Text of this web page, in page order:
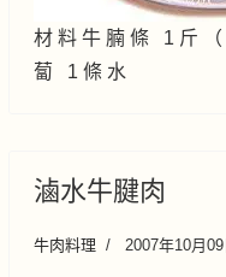
材 料 牛 腩 條 1 斤
蔔 1 條 水
滷水牛腱肉
牛肉料理 2007年10月09